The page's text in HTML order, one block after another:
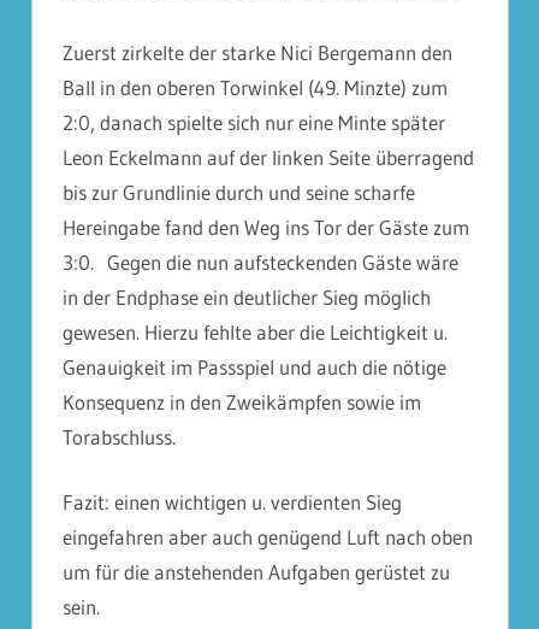
Zuerst zirkelte der starke Nici Bergemann den
Ball in den oberen Torwinkel (49. Minzte) zum
2:0, danach spielte sich nur eine Minte später
Leon Eckelmann auf der linken Seite überragend
bis zur Grundlinie durch und seine scharfe
Hereingabe fand den Weg ins Tor der Gäste zum
3:0. Gegen die nun aufsteckenden Gäste wäre
in der Endphase ein deutlicher Sieg möglich
gewesen. Hierzu fehlte aber die Leichtigkeit u.
Genauigkeit im Passspiel und auch die nötige
Konsequenz in den Zweikämpfen sowie im
Torabschluss.
Fazit: einen wichtigen u. verdienten Sieg
eingefahren aber auch genügend Luft nach oben
um für die anstehenden Aufgaben gerüstet zu
sein.